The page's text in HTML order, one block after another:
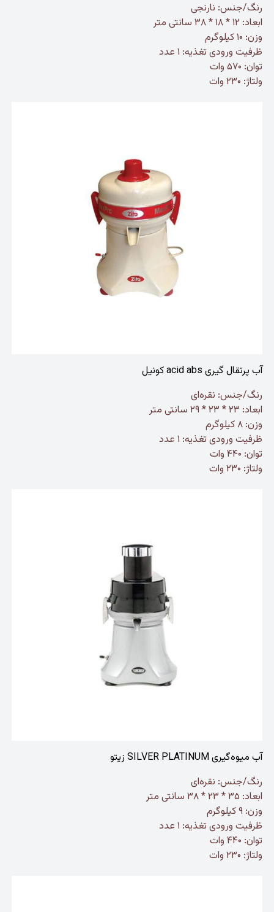
رنگ/جنس: نارنجی
ابعاد: ۱۲ * ۱۸ * ۳۸ سانتی متر
وزن: ۱۰ کیلوگرم
ظرفیت ورودی تغذیه: ۱ عدد
توان: ۵۷۰ وات
ولتاژ: ۲۳۰ وات
آب پرتقال گیری acid abs کونیل
رنگ/جنس: نقره‌ای
ابعاد: ۲۳ * ۲۳ * ۲۹ سانتی متر
وزن: ۸ کیلوگرم
ظرفیت ورودی تغذیه: ۱ عدد
توان: ۴۴۰ وات
ولتاژ: ۲۳۰ وات
آب میوه‌گیری SILVER PLATINUM زیتو
رنگ/جنس: نقره‌ای
ابعاد: ۳۵ * ۲۳ * ۳۸ سانتی متر
وزن: ۹ کیلوگرم
ظرفیت ورودی تغذیه: ۱ عدد
توان: ۴۴۰ وات
ولتاژ: ۲۳۰ وات